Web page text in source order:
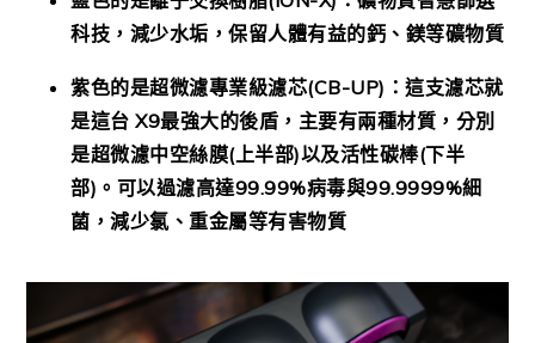
科技，減少水垢，保留人體有益的鈣、鎂等礦物質
紫色的是超微濾專業級濾芯(CB-UP)：這支濾芯就
是這台 X9最強大的後盾，主要有兩種材質，分別
是超微濾中空絲膜(上半部)以及活性碳棒(下半
部)。可以過濾高達99.99%病毒與99.9999%細
菌，減少氯、重金屬等有害物質